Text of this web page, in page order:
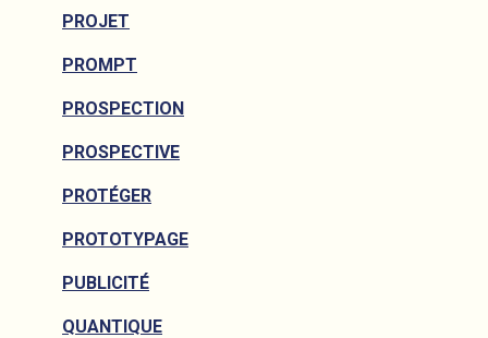
PROJET
PROMPT
PROSPECTION
PROSPECTIVE
PROTÉGER
PROTOTYPAGE
PUBLICITÉ
QUANTIQUE